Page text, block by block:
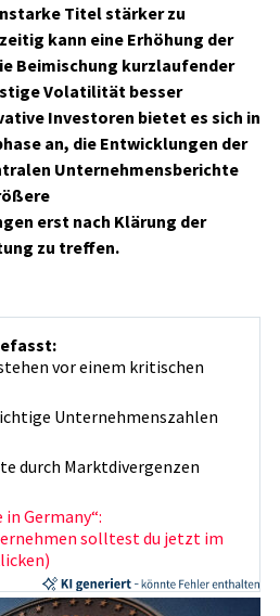
Titel stärker zu
kann eine Erhöhung der
Beimischung kurzlaufender
Volatilität besser
Investoren bietet es sich in
an, die Entwicklungen der
Unternehmensberichte
erst nach Klärung der
zu treffen.
vor einem kritischen
Unternehmenszahlen
durch Marktdivergenzen
Germany“:
solltest du jetzt im